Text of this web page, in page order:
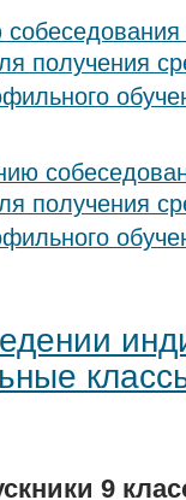
получения
получения
9